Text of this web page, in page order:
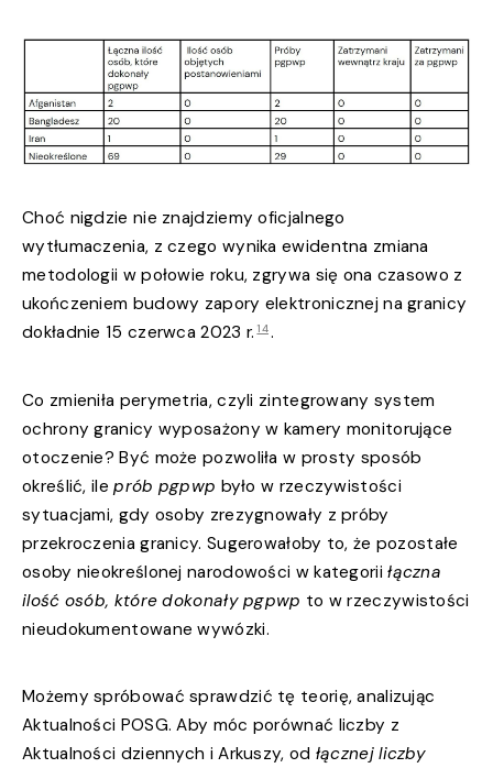
Choć nigdzie nie znajdziemy oficjalnego
wytłumaczenia, z czego wynika ewidentna zmiana
metodologii w połowie roku, zgrywa się ona czasowo z
ukończeniem budowy zapory elektronicznej na granicy
dokładnie 15 czerwca 2023 r. 14.
Co zmieniła perymetria, czyli zintegrowany system
ochrony granicy wyposażony w kamery monitorujące
otoczenie? Być może pozwoliła w prosty sposób
określić, ileprób pgpwp było w rzeczywistości
sytuacjami, gdy osoby zrezygnowały z próby
przekroczenia granicy. Sugerowałoby to, że pozostałe
osoby nieokreślonej narodowości w kategoriiłączna
ilość osób, które dokonały pgpwp to w rzeczywistości
nieudokumentowane wywózki.
Możemy spróbować sprawdzić tę teorię, analizując
Aktualności POSG. Aby móc porównać liczby z
Aktualności dziennych i Arkuszy, od łącznej liczby